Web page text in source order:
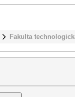
Fakulta